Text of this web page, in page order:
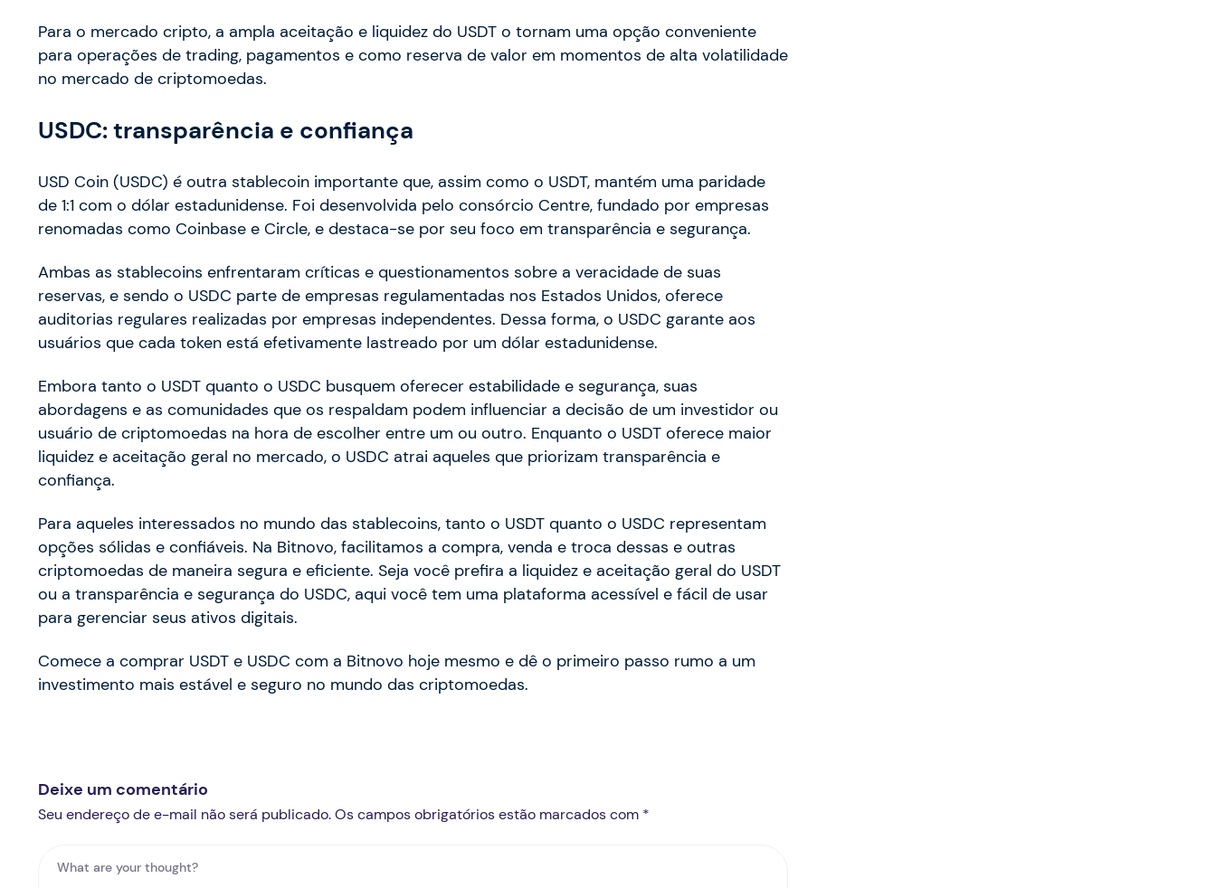
Para o mercado cripto, a ampla aceitação e liquidez do USDT o tornam uma opção conveniente
para operações de trading, pagamentos e como reserva de valor em momentos de alta volatilidade
no mercado de criptomoedas.
USDC: transparência e confiança
USD Coin (USDC) é outra stablecoin importante que, assim como o USDT, mantém uma paridade
de 1:1 com o dólar estadunidense. Foi desenvolvida pelo consórcio Centre, fundado por empresas
renomadas como Coinbase e Circle, e destaca-se por seu foco em transparência e segurança.
Ambas as stablecoins enfrentaram críticas e questionamentos sobre a veracidade de suas
reservas, e sendo o USDC parte de empresas regulamentadas nos Estados Unidos, oferece
auditorias regulares realizadas por empresas independentes. Dessa forma, o USDC garante aos
usuários que cada token está efetivamente lastreado por um dólar estadunidense.
Embora tanto o USDT quanto o USDC busquem oferecer estabilidade e segurança, suas
abordagens e as comunidades que os respaldam podem influenciar a decisão de um investidor ou
usuário de criptomoedas na hora de escolher entre um ou outro. Enquanto o USDT oferece maior
liquidez e aceitação geral no mercado, o USDC atrai aqueles que priorizam transparência e
confiança.
Para aqueles interessados no mundo das stablecoins, tanto o USDT quanto o USDC representam
opções sólidas e confiáveis. Na Bitnovo, facilitamos a compra, venda e troca dessas e outras
criptomoedas de maneira segura e eficiente. Seja você prefira a liquidez e aceitação geral do USDT
ou a transparência e segurança do USDC, aqui você tem uma plataforma acessível e fácil de usar
para gerenciar seus ativos digitais.
Comece a comprar USDT e USDC com a Bitnovo hoje mesmo e dê o primeiro passo rumo a um
investimento mais estável e seguro no mundo das criptomoedas.
Deixe um comentário
Seu endereço de e-mail não será publicado. Os campos obrigatórios estão marcados com *